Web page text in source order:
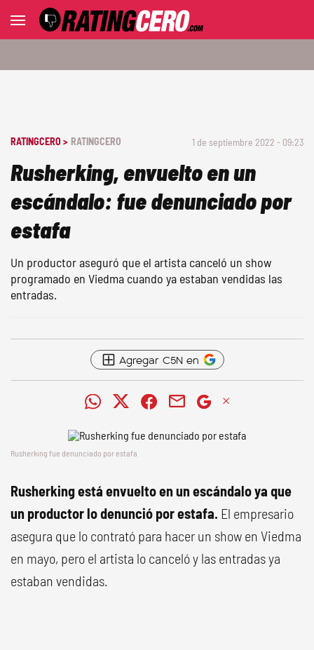
RATINGCERO > RATINGCERO 1 de septiembre 2022 - 09:23
Rusherking, envuelto en un
escándalo: fue denunciado por
estafa
Un productor aseguró que el artista canceló un show
programado en Viedma cuando ya estaban vendidas las
entradas.
Agregar C5N en
Rusherking fue denunciado por estafa
Rusherkingestá envuelto en un escándalo ya que
un productor lo denunció por estafa. El empresario
asegura que lo contrató para hacer un show en Viedma
en mayo, pero el artista lo canceló y las entradas ya
estaban vendidas.